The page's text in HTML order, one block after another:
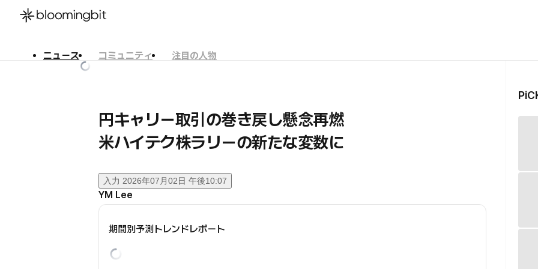
ニュース コミュニティ
注目の人物
円キャリー取引の巻き戻し懸念再燃
米ハイテク株ラリーの新たな変数に
入力 2026年07月02日 午後10:07
YM Lee
期間別予測トレンドレポート